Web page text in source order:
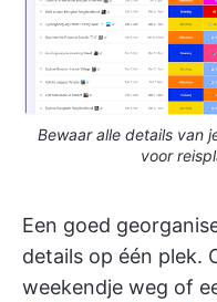
Bewaar alle details van
voor
Een goed
details op één plek.
weekendje weg of